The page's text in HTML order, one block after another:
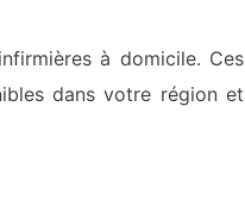
à domicile. Ces
dans votre région et